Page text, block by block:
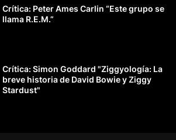
Crítica: Peter Ames Carlin “Este grupo se
llama R.E.M.”
Crítica: Simon Goddard "Ziggyología: La
breve historia de David Bowie y Ziggy
Stardust"